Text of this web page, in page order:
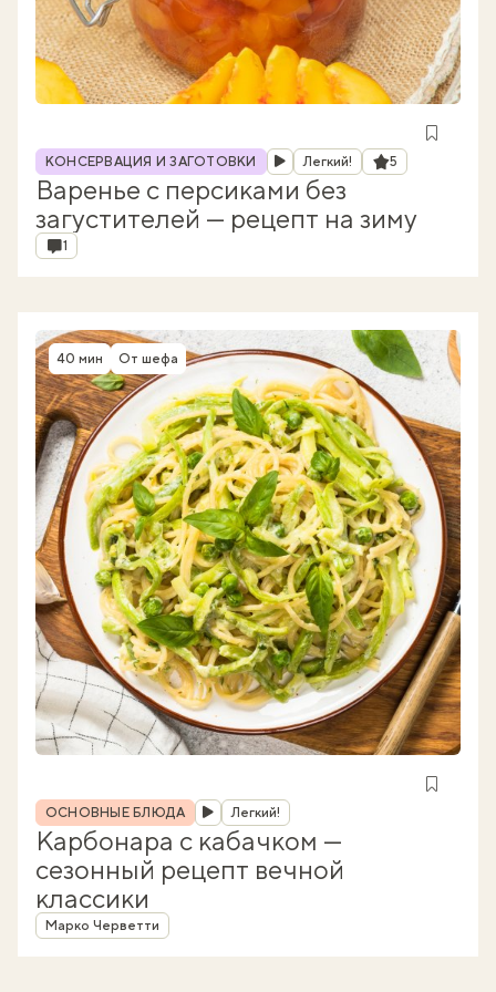
Рубрика
КОНСЕРВАЦИЯ И ЗАГОТОВКИ Легкий! Рейтинг
5
Варенье с персиками без
загустителей — рецепт на зиму
Комментарии
1
Время приготовления
40 мин От шефа
Рубрика
ОСНОВНЫЕ БЛЮДА Легкий!
Карбонара с кабачком —
сезонный рецепт вечной
классики
Автор
Марко Черветти